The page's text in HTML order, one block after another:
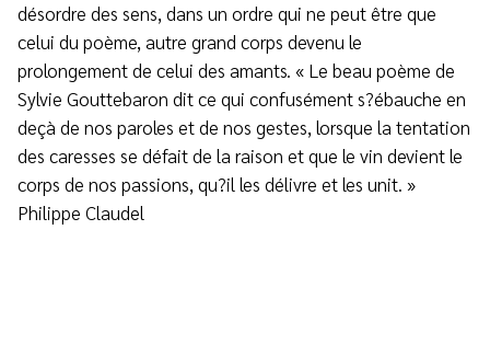
désordre des sens, dans un ordre qui ne peut être que
celui du poème, autre grand corps devenu le
prolongement de celui des amants. « Le beau poème de
Sylvie Gouttebaron dit ce qui confusément s?ébauche en
deçà de nos paroles et de nos gestes, lorsque la tentation
des caresses se défait de la raison et que le vin devient le
corps de nos passions, qu?il les délivre et les unit. »
Philippe Claudel